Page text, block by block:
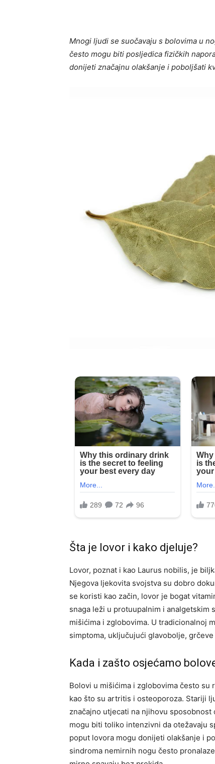
Mnogi ljudi se suočavaju s bolovima u
često mogu biti posljedica fizičkih
donijeti značajnu olakšanje i poboljšati
Šta je lovor i kako djeluje?
Lovor, poznat i kao Laurus nobilis, je
Njegova ljekovita svojstva su dobro
se koristi kao začin, lovor je bogat
snaga leži u protuupalnim i analgetskim
mišićima i zglobovima. U tradicionalnoj
simptoma, uključujući glavobolje,
Kada i zašto osjećamo
Bolovi u mišićima i zglobovima često
kao što su artritis i osteoporoza. Stariji
značajno utjecati na njihovu
mogu biti toliko intenzivni da otežavaju
poput lovora mogu donijeti olakšanje i
sindroma nemirnih nogu često